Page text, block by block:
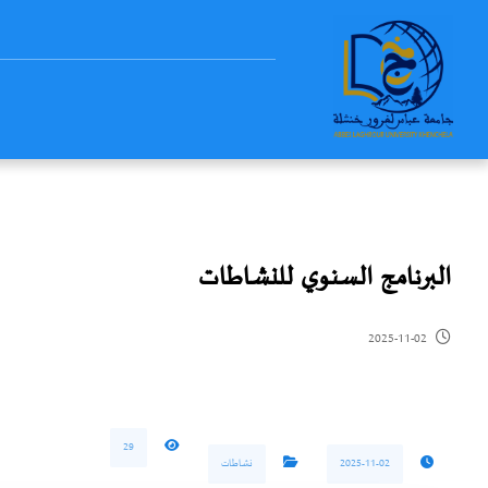
البرنامج السنوي للنشاطات
2025-11-02
2025-11-02 نشاطات
29